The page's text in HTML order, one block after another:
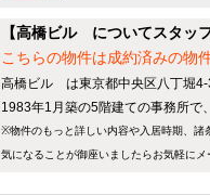
【高橋ビル についてスタッ
こちらの物件は成約済みの物
高橋ビル は東京都中央区八丁堀4-
1983年1月築の5階建ての事務所で
※物件のもっと詳しい内容や入居時期、諸
気になることが御座いましたらお気軽にメ